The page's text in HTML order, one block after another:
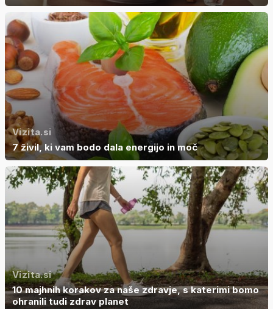
Vizita.si
7 živil, ki vam bodo dala energijo in moč
Vizita.si
10 majhnih korakov za naše zdravje, s katerimi bomo
ohranili tudi zdrav planet